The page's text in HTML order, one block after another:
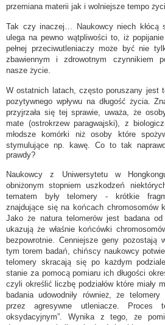
przemiana materii jak i wolniejsze tempo
Tak czy inaczej… Naukowcy niech kłócą
ulega na pewno wątpliwości to, iż
pełnej przeciwutleniaczy może być nie
zbawiennym i zdrowotnym czynnikiem
nasze życie.
W ostatnich latach, często poruszany jest
pozytywnego wpływu na długość życia.
przyjrzała się tej sprawie, uważa, że
mate (ostrokrzew paragwajski), z
młodsze komórki niż osoby które
stymulujące np. kawę. Co to tak
prawdy?
Naukowcy z Uniwersytetu w
obniżonym stopniem uszkodzeń
tematem były telomery - krótkie
znajdujące się na końcach chromosomów
Jako że natura telomerów jest badana od
ukazują że właśnie końcówki
bezpowrotnie. Cenniejsze geny pozostają
tym torem badań, chińscy naukowcy
telomery skracają się po każdym
stanie za pomocą pomiaru ich długości
czyli określić liczbę podziałów które miały
badania udowodniły również, że
przez agresywne utleniacze. Proces
oksydacyjnym”. Wynika z tego, że